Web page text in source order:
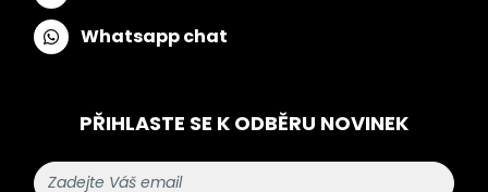
Whatsapp chat
PŘIHLASTE SE K ODBĚRU NOVINEK